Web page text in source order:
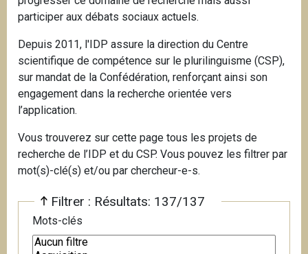
participer aux débats sociaux actuels.
Depuis 2011, l'IDP assure la direction du Centre
scientifique de compétence sur le plurilinguisme (CSP),
sur mandat de la Confédération, renforçant ainsi son
engagement dans la recherche orientée vers
l’application.
Vous trouverez sur cette page tous les projets de
recherche de l’IDP et du CSP. Vous pouvez les filtrer par
mot(s)-clé(s) et/ou par chercheur-e-s.
Filtrer : Résultats: 137/137
Mots-clés